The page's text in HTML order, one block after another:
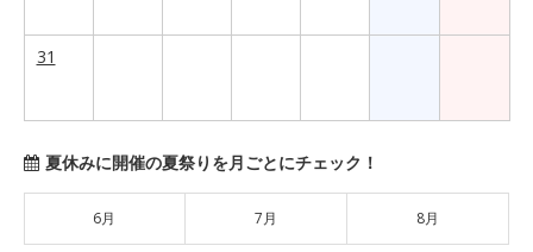
31
夏休みに開催の夏祭りを月ごとにチェック！
6月 7月 8月